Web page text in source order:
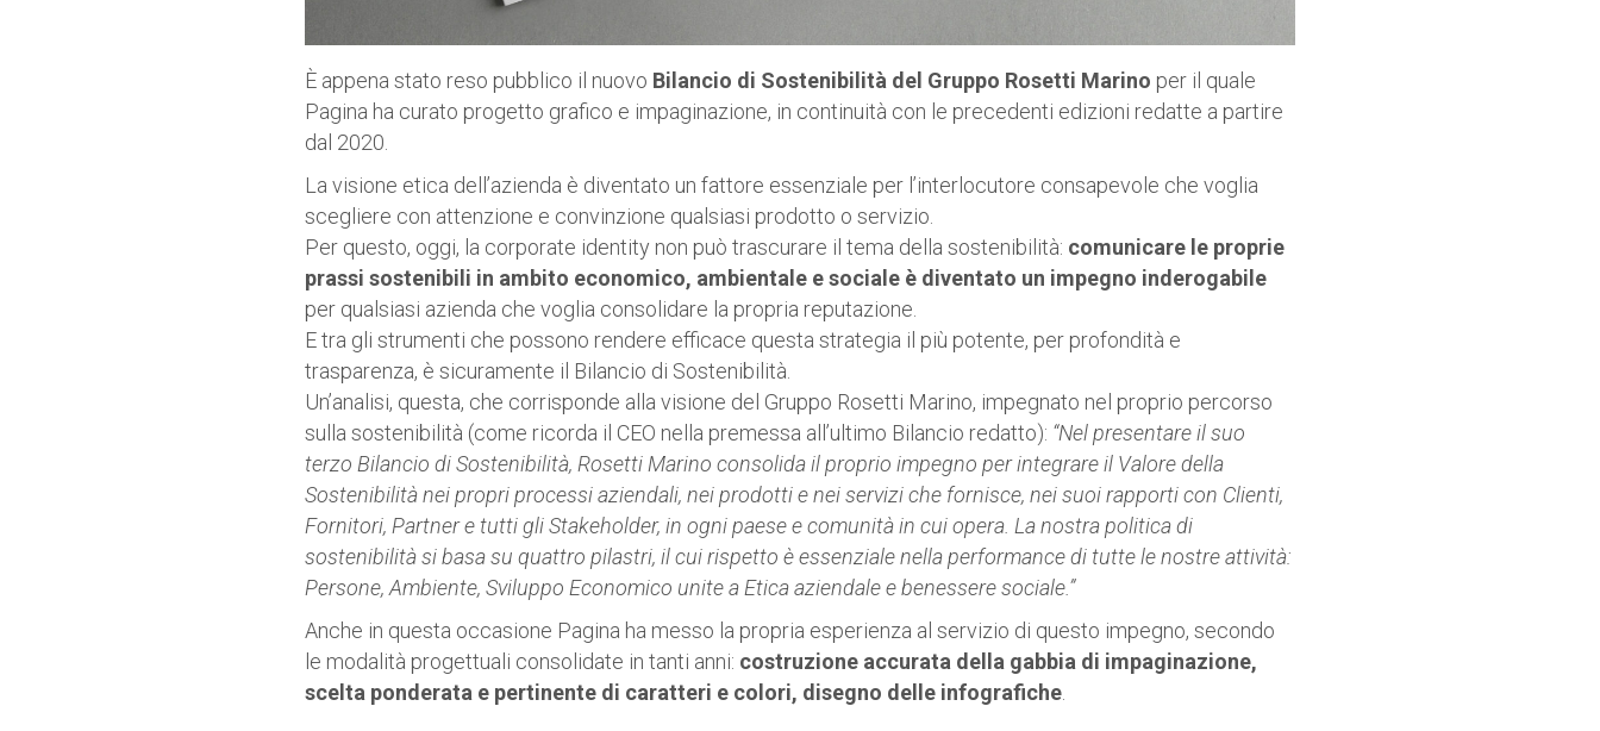
È appena stato reso pubblico il nuovo Bilancio di Sostenibilità del Gruppo Rosetti Marino per il quale
Pagina ha curato progetto grafico e impaginazione, in continuità con le precedenti edizioni redatte a partire
dal 2020.
La visione etica dell’azienda è diventato un fattore essenziale per l’interlocutore consapevole che voglia
scegliere con attenzione e convinzione qualsiasi prodotto o servizio.
Per questo, oggi, la corporate identity non può trascurare il tema della sostenibilità: comunicare le proprie
prassi sostenibili in ambito economico, ambientale e sociale è diventato un impegno inderogabile
per qualsiasi azienda che voglia consolidare la propria reputazione.
E tra gli strumenti che possono rendere efficace questa strategia il più potente, per profondità e
trasparenza, è sicuramente il Bilancio di Sostenibilità.
Un’analisi, questa, che corrisponde alla visione del Gruppo Rosetti Marino, impegnato nel proprio percorso
sulla sostenibilità (come ricorda il CEO nella premessa all’ultimo Bilancio redatto): “Nel presentare il suo
terzo Bilancio di Sostenibilità, Rosetti Marino consolida il proprio impegno per integrare il Valore della
Sostenibilità nei propri processi aziendali, nei prodotti e nei servizi che fornisce, nei suoi rapporti con Clienti,
Fornitori, Partner e tutti gli Stakeholder, in ogni paese e comunità in cui opera. La nostra politica di
sostenibilità si basa su quattro pilastri, il cui rispetto è essenziale nella performance di tutte le nostre attività:
Persone, Ambiente, Sviluppo Economico unite a Etica aziendale e benessere sociale.”
Anche in questa occasione Pagina ha messo la propria esperienza al servizio di questo impegno, secondo
le modalità progettuali consolidate in tanti anni: costruzione accurata della gabbia di impaginazione,
scelta ponderata e pertinente di caratteri e colori, disegno delle infografiche.